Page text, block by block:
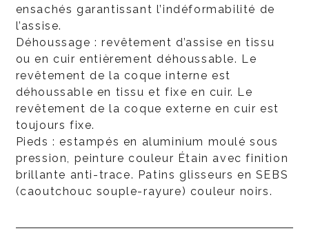
ensachés garantissant l’indéformabilité de
l’assise.
Déhoussage : revêtement d’assise en tissu
ou en cuir entièrement déhoussable. Le
revêtement de la coque interne est
déhoussable en tissu et fixe en cuir. Le
revêtement de la coque externe en cuir est
toujours fixe.
Pieds : estampés en aluminium moulé sous
pression, peinture couleur Étain avec finition
brillante anti-trace. Patins glisseurs en SEBS
(caoutchouc souple-rayure) couleur noirs.